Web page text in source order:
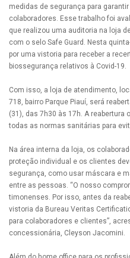
medidas de segurança para
colaboradores. Esse trabalho foi
que realizou uma auditoria na loja
com o selo Safe Guard. Nesta
por uma vistoria para receber a
biossegurança relativos à Covid-19.
Com isso, a loja de atendimento,
718, bairro Parque Piauí, será
(31), das 7h30 às 17h. A
todas as normas sanitárias para
Na área interna da loja, os
proteção individual e os clientes
segurança, como usar máscara e
entre as pessoas. “O nosso
timonenses. Por isso, antes da
vistoria da Bureau Veritas
para colaboradores e clientes”,
concessionária, Cleyson Jacomini.